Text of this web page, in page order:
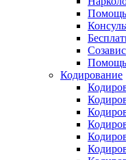
Помощь
Помощь
Кодирование